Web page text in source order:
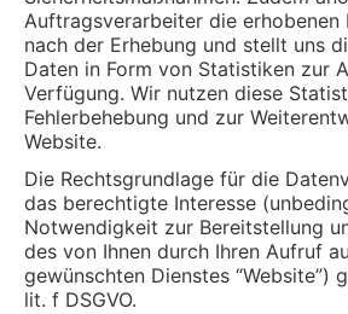
Auftragsverarbeiter die
nach der Erhebung und stellt uns
Daten in Form von Statistiken zur
Verfügung. Wir nutzen diese
Fehlerbehebung und zur
Website.
Die Rechtsgrundlage für die
das berechtigte Interesse
Notwendigkeit zur Bereitstellung
des von Ihnen durch Ihren Aufruf
gewünschten Dienstes “Website”)
lit. f DSGVO.